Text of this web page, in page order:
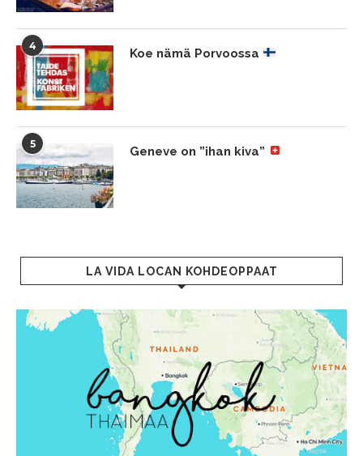
4
Koe nämä Porvoossa
5
Geneve on ”ihan kiva”
LA VIDA LOCAN KOHDEOPPAAT